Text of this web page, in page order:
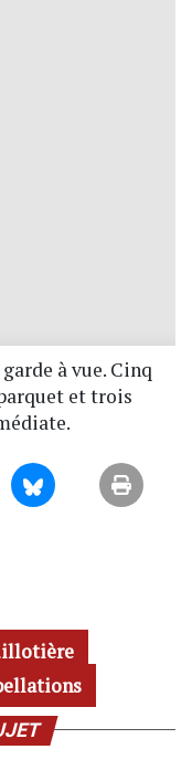
à vue. Cinq
et trois